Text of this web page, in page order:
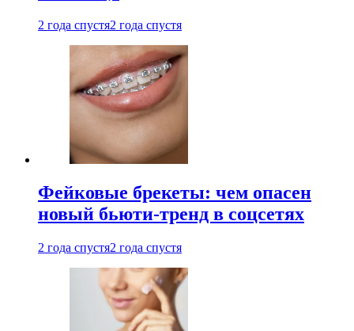
2 года спустя2 года спустя
Фейковые брекеты: чем опасен
новый бьюти-тренд в соцсетях
2 года спустя2 года спустя